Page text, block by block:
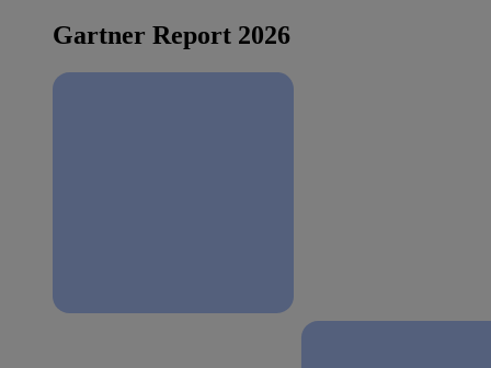
Gartner Report 2026